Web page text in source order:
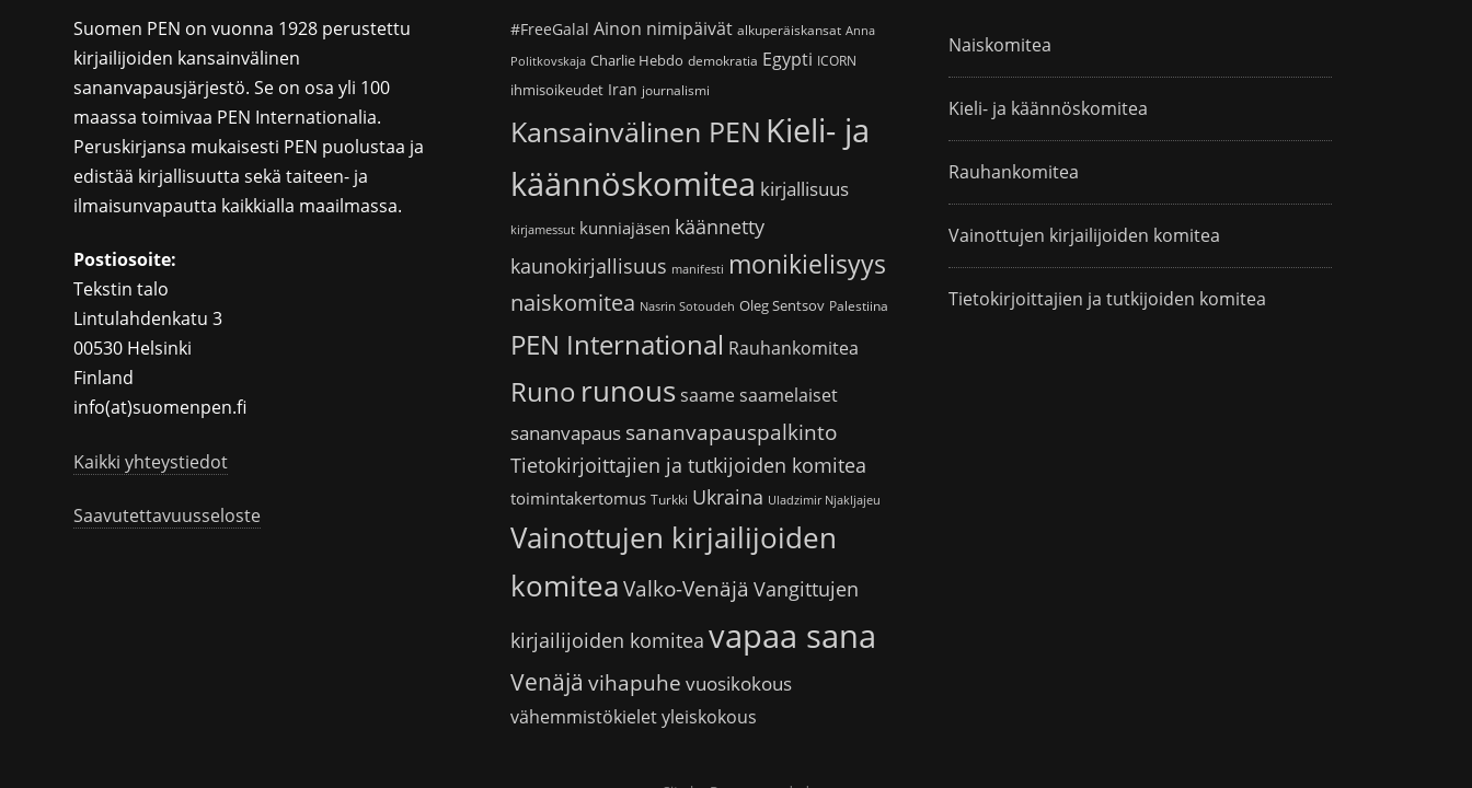
Suomen PEN on vuonna 1928 perustettu
kirjailijoiden kansainvälinen
sananvapausjärjestö. Se on osa yli 100
maassa toimivaa PEN Internationalia.
Peruskirjansa mukaisesti PEN puolustaa ja
edistää kirjallisuutta sekä taiteen- ja
ilmaisunvapautta kaikkialla maailmassa.
Postiosoite:
Tekstin talo
Lintulahdenkatu 3
00530 Helsinki
Finland
info(at)suomenpen.fi
Kaikki yhteystiedot
Saavutettavuusseloste
#FreeGalal Ainon nimipäivät alkuperäiskansat Anna
Politkovskaja Charlie Hebdo demokratia Egypti ICORN
ihmisoikeudet Iran journalismi
Kansainvälinen PEN Kieli- ja
käännöskomitea kirjallisuus
kirjamessut kunniajäsen käännetty
kaunokirjallisuus manifesti monikielisyys
naiskomitea Nasrin Sotoudeh Oleg Sentsov Palestiina
PEN International Rauhankomitea
Runo runoussaamesaamelaiset
sananvapaus sananvapauspalkinto
Tietokirjoittajien ja tutkijoiden komitea
toimintakertomus Turkki Ukraina Uladzimir Njakljajeu
Vainottujen kirjailijoiden
komitea Valko-Venäjä Vangittujen
kirjailijoiden komitea vapaa sana
Venäjä vihapuhe vuosikokous
vähemmistökieletyleiskokous
Naiskomitea
Kieli- ja käännöskomitea
Rauhankomitea
Vainottujen kirjailijoiden komitea
Tietokirjoittajien ja tutkijoiden komitea